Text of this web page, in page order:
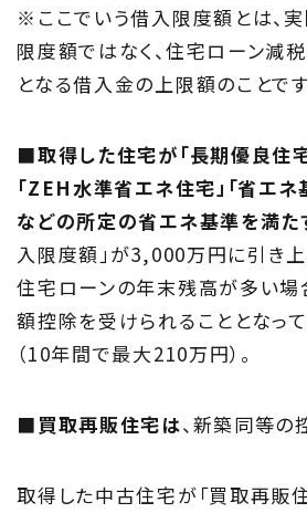
※ここでいう借入限度額とは、
限度額ではなく、住宅ローン減
となる借入金の上限額のことです
■取得した住宅が「長期優良住宅
「ZEH水準省エネ住宅」「省エネ
などの所定の省エネ基準を満た
入限度額」が3,000万円に引き上
住宅ローンの年末残高が多い場
額控除を受けられることとなって
（10年間で最大210万円）。
■買取再販住宅は、新築同等
取得した中古住宅が「買取再販